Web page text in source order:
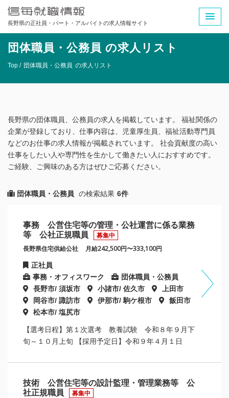
長野県の正社員・パート・アルバイトの求人情報サイト
団体職員・公務員 の求人リスト
Top / 団体職員・公務員 の求人リスト
長野県の団体職員、公務員の求人を掲載しています。 福祉関係の
企業が登録しており、仕事内容は、児童厚生員、福祉活動専門員
などのお仕事の求人情報が掲載されています。 社会貢献度の高い
仕事をしたい人や専門性を生かして働きたい人におすすめです。
ご経験、ご興味のある方はぜひご応募ください。
団体職員・公務員 の検索結果 6件
事務 公営住宅等の管理・公社運営に係る業務
等 公社正規職員
募集中
長野県住宅供給公社 月給242,500円〜333,100円
正社員
事務・オフィスワーク
団体職員・公務員
長野市/ 須坂市
小諸市/ 佐久市
上田市
岡谷市/ 諏訪市
伊那市/ 駒ケ根市
飯田市
松本市/ 塩尻市
【選考日程】第１次選考 教養試験 令和８年９月下
旬～１０月上旬 【採用予定日】令和９年４月１日
技術 公営住宅等の設計監理・管理業務等 公
社正規職員
募集中